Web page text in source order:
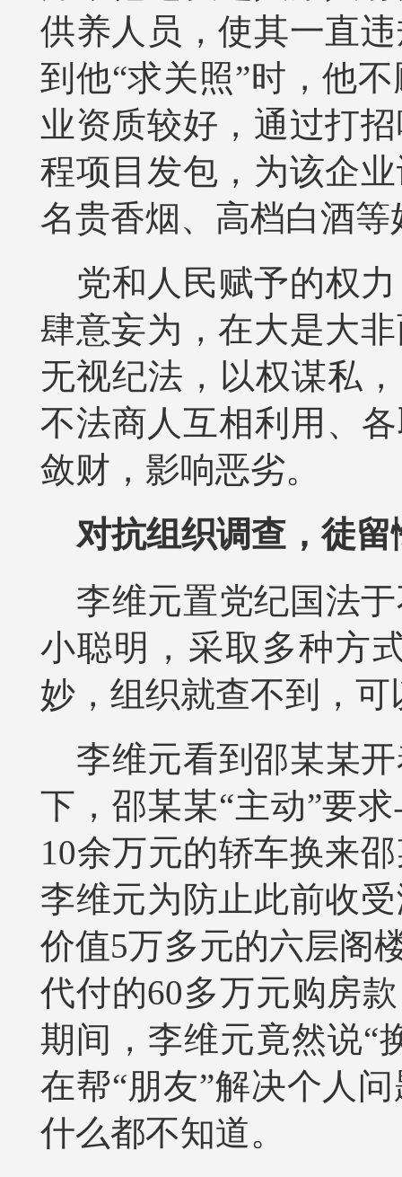
供养人员，使其一直
到他“求关照”时，他
业资质较好，通过打
程项目发包，为该企
名贵香烟、高档白酒等
党和人民赋予的权
肆意妄为，在大是大
无视纪法，以权谋私
不法商人互相利用、
敛财，影响恶劣。
对抗组织调查，徒留
李维元置党纪国法
小聪明，采取多种方
妙，组织就查不到，
李维元看到邵某某
下，邵某某“主动”要
10余万元的轿车换来
李维元为防止此前收
价值5万多元的六层阁
代付的60多万元购房
期间，李维元竟然说“
在帮“朋友”解决个人
什么都不知道。